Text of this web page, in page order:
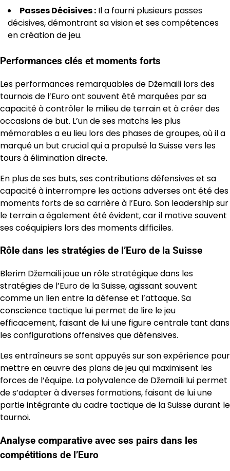
Passes Décisives : Il a fourni plusieurs passes
décisives, démontrant sa vision et ses compétences
en création de jeu.
Performances clés et moments forts
Les performances remarquables de Džemaili lors des
tournois de l’Euro ont souvent été marquées par sa
capacité à contrôler le milieu de terrain et à créer des
occasions de but. L’un de ses matchs les plus
mémorables a eu lieu lors des phases de groupes, où il a
marqué un but crucial qui a propulsé la Suisse vers les
tours à élimination directe.
En plus de ses buts, ses contributions défensives et sa
capacité à interrompre les actions adverses ont été des
moments forts de sa carrière à l’Euro. Son leadership sur
le terrain a également été évident, car il motive souvent
ses coéquipiers lors des moments difficiles.
Rôle dans les stratégies de l’Euro de la Suisse
Blerim Džemaili joue un rôle stratégique dans les
stratégies de l’Euro de la Suisse, agissant souvent
comme un lien entre la défense et l’attaque. Sa
conscience tactique lui permet de lire le jeu
efficacement, faisant de lui une figure centrale tant dans
les configurations offensives que défensives.
Les entraîneurs se sont appuyés sur son expérience pour
mettre en œuvre des plans de jeu qui maximisent les
forces de l’équipe. La polyvalence de Džemaili lui permet
de s’adapter à diverses formations, faisant de lui une
partie intégrante du cadre tactique de la Suisse durant le
tournoi.
Analyse comparative avec ses pairs dans les
compétitions de l’Euro